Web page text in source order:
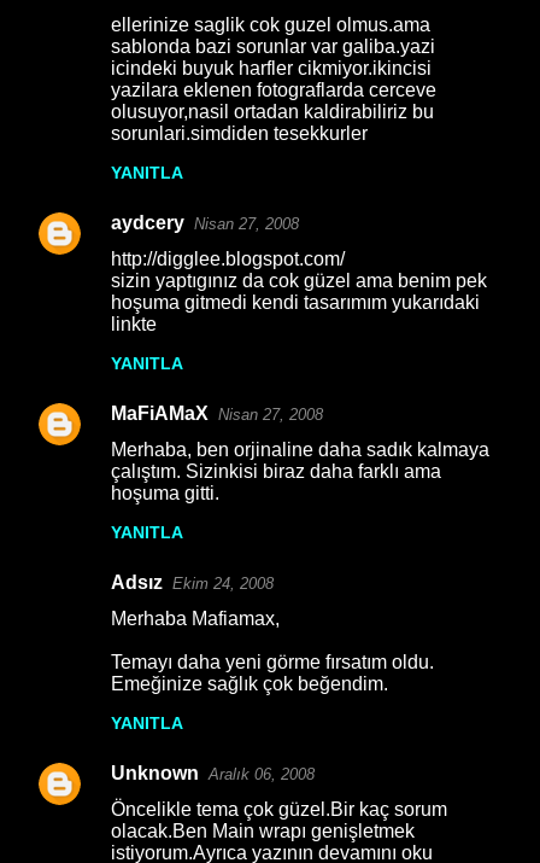
ellerinize saglik cok guzel olmus.ama
sablonda bazi sorunlar var galiba.yazi
icindeki buyuk harfler cikmiyor.ikincisi
yazilara eklenen fotograflarda cerceve
olusuyor,nasil ortadan kaldirabiliriz bu
sorunlari.simdiden tesekkurler
YANITLA
aydcery Nisan 27, 2008
http://digglee.blogspot.com/
sizin yaptıgınız da cok güzel ama benim pek
hoşuma gitmedi kendi tasarımım yukarıdaki
linkte
YANITLA
MaFiAMaX Nisan 27, 2008
Merhaba, ben orjinaline daha sadık kalmaya
çalıştım. Sizinkisi biraz daha farklı ama
hoşuma gitti.
YANITLA
Adsız Ekim 24, 2008
Merhaba Mafiamax,
Temayı daha yeni görme fırsatım oldu.
Emeğinize sağlık çok beğendim.
YANITLA
Unknown Aralık 06, 2008
Öncelikle tema çok güzel.Bir kaç sorum
olacak.Ben Main wrapı genişletmek
istiyorum.Ayrıca yazının devamını oku